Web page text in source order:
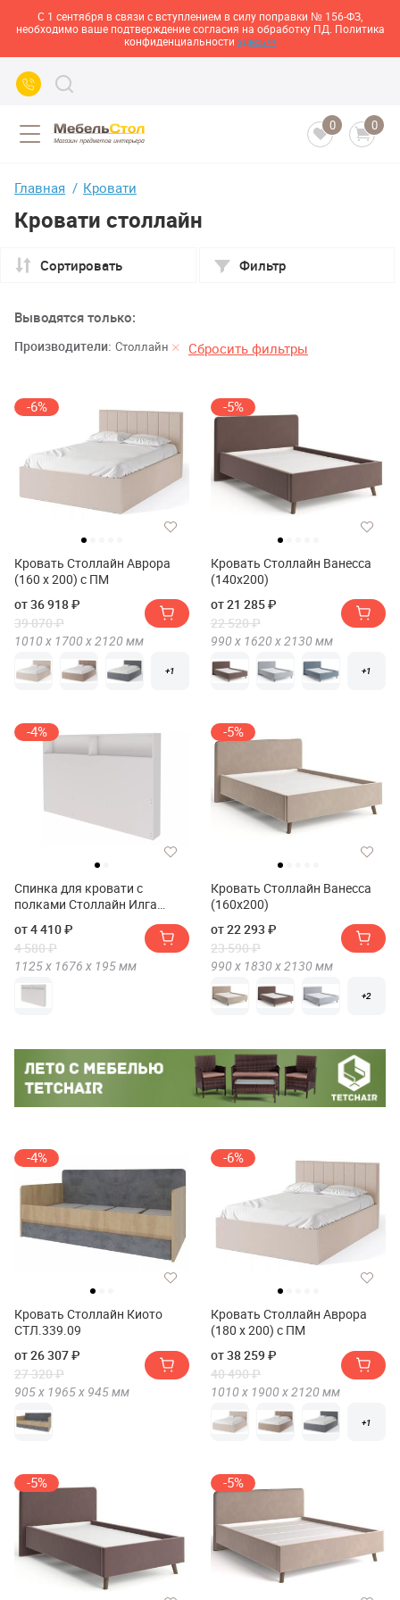
С 1 сентября в связи с вступлением в силу поправки № 156-ФЗ,
необходимо ваше подтверждение согласия на обработку ПД. Политика
конфиденциальности здесь>>
0 0
Главная Кровати
Кровати столлайн
Сортировать Фильтр
Выводятся только:
Производители: Столлайн Сбросить фильтры
-6%
Кровать Столлайн Аврора
(160 х 200) с ПМ
от 36 918 ₽
39 070 ₽
1010 х 1700 х2120 мм
+1
-5%
Кровать Столлайн Ванесса
(140х200)
от 21 285 ₽
22 520 ₽
990 х 1620 х2130 мм
+1
-4%
Спинка для кровати с
полками Столлайн Илга
от 4 410 ₽
4 580 ₽
1125 х 1676 х 195мм
-5%
Кровать Столлайн Ванесса
(160х200)
от 22 293 ₽
23 590 ₽
990 х 1830 х 2130 мм
+2
-4%
Кровать Столлайн Киото
СТЛ.339.09
от 26 307 ₽
27 320 ₽
905 х 1965 х 945мм
-6%
Кровать Столлайн Аврора
(180 х 200) с ПМ
от 38 259 ₽
40 490 ₽
1010 х 1900 х2120 мм
+1
-5% -5%